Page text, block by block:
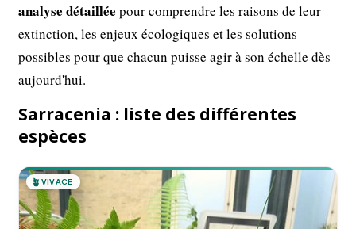
analyse détaillée pour comprendre les raisons de leur
extinction, les enjeux écologiques et les solutions
possibles pour que chacun puisse agir à son échelle dès
aujourd'hui.
Sarracenia : liste des différentes
espèces
🪴 VIVACE